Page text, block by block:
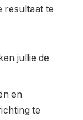
resultaat te
jullie de
en
te